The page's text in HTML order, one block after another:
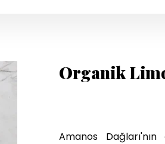
Organik
Amanos